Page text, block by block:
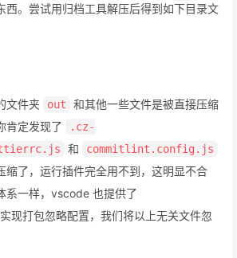
西。尝试用归档工具解压后得到如下目录文
文件夹 out
和其他一些文件是被直接压缩
肯定发现了
.cz-
和 commitlint.config.js
缩了，运行插件完全用不到，这明显不合
系一样，vscode 也提供了
现打包忽略配置，我们将以上无关文件忽